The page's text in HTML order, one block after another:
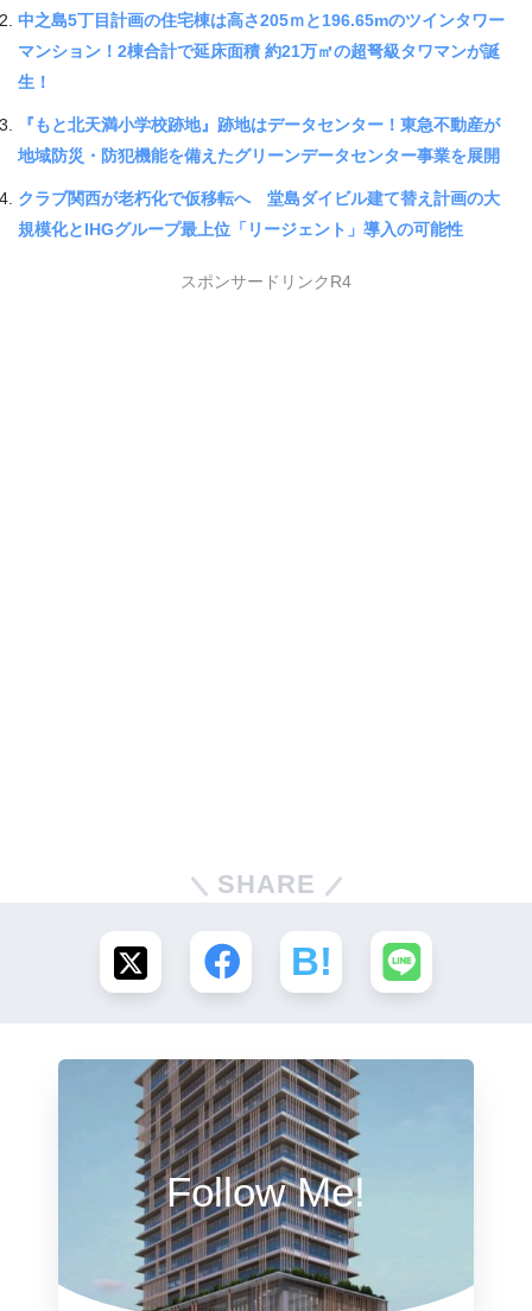
中之島5丁目計画の住宅棟は高さ205ｍと196.65mのツインタワー
マンション！2棟合計で延床面積 約21万㎡の超弩級タワマンが誕
生！
『もと北天満小学校跡地』跡地はデータセンター！東急不動産が
地域防災・防犯機能を備えたグリーンデータセンター事業を展開
クラブ関西が老朽化で仮移転へ 堂島ダイビル建て替え計画の大
規模化とIHGグループ最上位「リージェント」導入の可能性
スポンサードリンクR4
SHARE
Follow Me!